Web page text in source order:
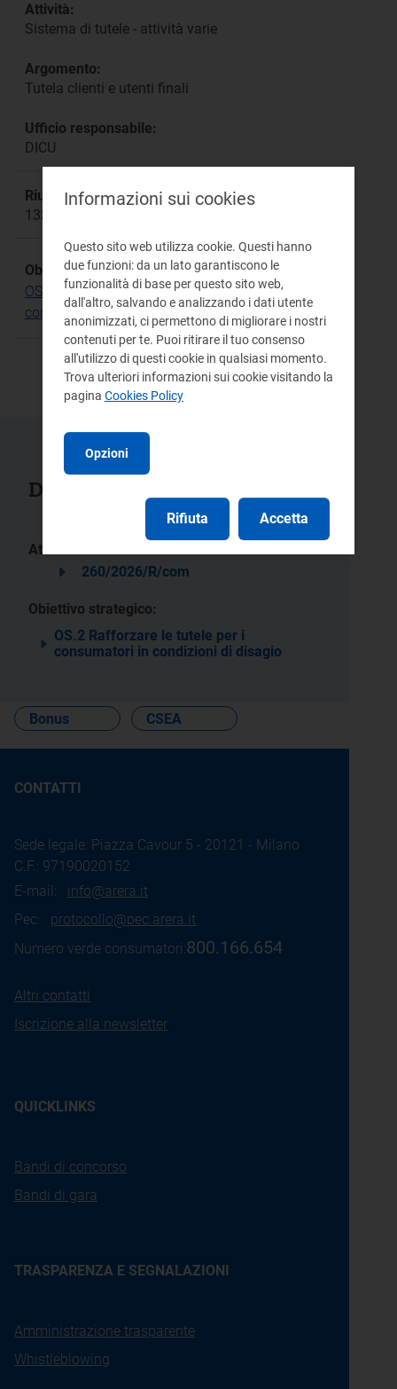
Attività:
Sistema di tutele - attività varie
Argomento:
Tutela clienti e utenti finali
Ufficio responsabile:
DICU
Riunione:
1331a
Obiettivo Strategico:
OS.2 Rafforzare le tutele per i consumatori in
condizioni di disagio
Documenti collegati
Atti:
260/2026/R/com
Obiettivo strategico:
OS.2 Rafforzare le tutele per i
consumatori in condizioni di disagio
Bonus CSEA
CONTATTI
Sede legale: Piazza Cavour 5 - 20121 - Milano
C.F.: 97190020152
E-mail: info@arera.it
Pec: protocollo@pec.arera.it
Numero verde consumatori:800.166.654
Altri contatti
Iscrizione alla newsletter
QUICKLINKS
Bandi di concorso
Bandi di gara
TRASPARENZA E SEGNALAZIONI
Amministrazione trasparente
Whistleblowing
Informazioni sui cookies
Questo sito web utilizza cookie. Questi hanno
due funzioni: da un lato garantiscono le
funzionalità di base per questo sito web,
dall'altro, salvando e analizzando i dati utente
anonimizzati, ci permettono di migliorare i nostri
contenuti per te. Puoi ritirare il tuo consenso
all'utilizzo di questi cookie in qualsiasi momento.
Trova ulteriori informazioni sui cookie visitando la
pagina Cookies Policy
Opzioni
Rifiuta Accetta